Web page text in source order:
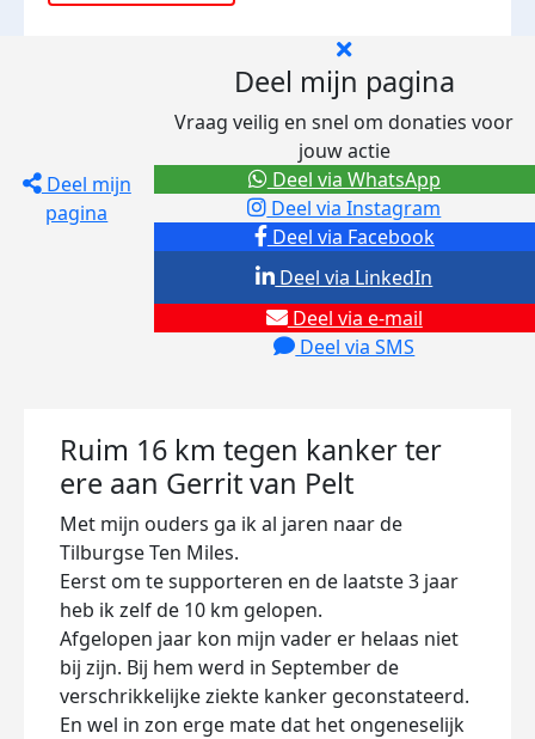
Deel mijn
pagina
Deel mijn pagina
Vraag veilig en snel om donaties voor
jouw actie
Deel via Facebook
Deel via Instagram
Deel via e-mail
Deel via SMS
Deel via LinkedIn
Deel via WhatsApp
Ruim 16 km tegen kanker ter
ere aan Gerrit van Pelt
Met mijn ouders ga ik al jaren naar de
Tilburgse Ten Miles.
Eerst om te supporteren en de laatste 3 jaar
heb ik zelf de 10 km gelopen.
Afgelopen jaar kon mijn vader er helaas niet
bij zijn. Bij hem werd in September de
verschrikkelijke ziekte kanker geconstateerd.
En wel in zon erge mate dat het ongeneselijk